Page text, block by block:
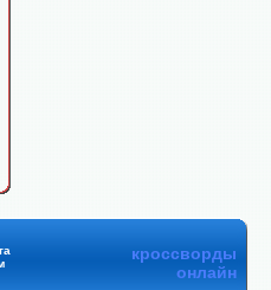
кроссворды
онлайн